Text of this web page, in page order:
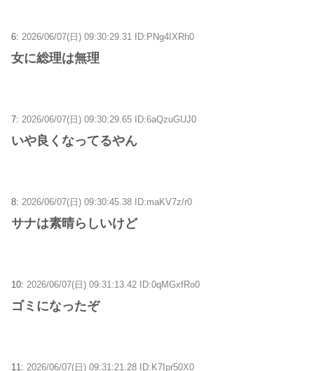
6: 2026/06/07(日) 09:30:29.31 ID:PNg4IXRh0
女に総理は無理
7: 2026/06/07(日) 09:30:29.65 ID:6aQzuGUJ0
いや良くなってるやん
8: 2026/06/07(日) 09:30:45.38 ID:maKV7z/r0
サナは素晴らしいけど
10: 2026/06/07(日) 09:31:13.42 ID:0qMGxfRo0
ゴミになったぞ
11: 2026/06/07(日) 09:31:21.28 ID:K7Ipr50X0